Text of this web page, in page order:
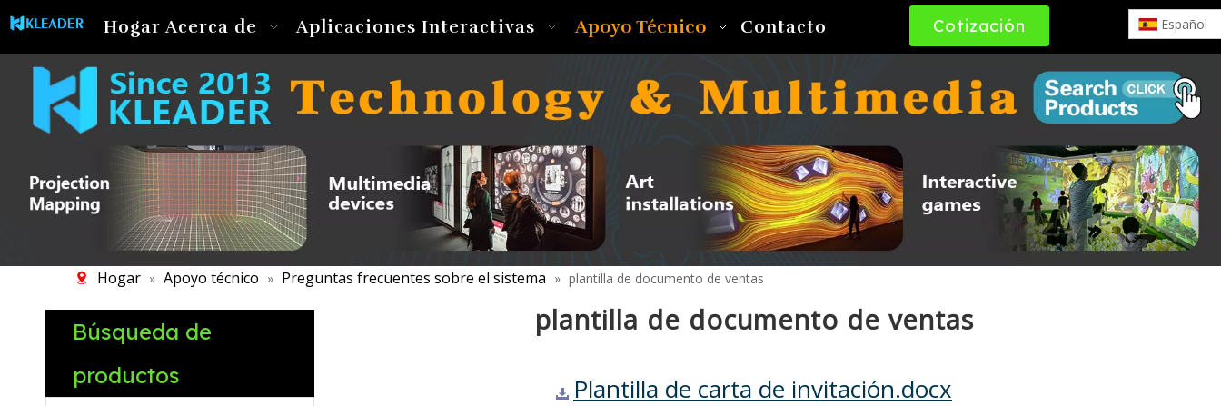
Hogar Acerca de Aplicaciones Interactivas Apoyo Técnico Contacto
Cotización
Español
Hogar » Apoyo técnico » Preguntas frecuentes sobre el sistema » plantilla de documento de ventas
Búsqueda de
productos
plantilla de documento de ventas
Plantilla de carta de invitación.docx